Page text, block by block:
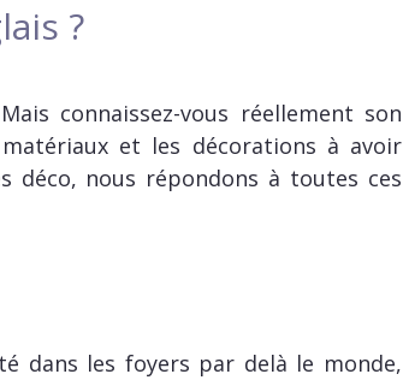
?
connaissez-vous réellement son
et les décorations à avoir
déco, nous répondons à toutes ces
dans les foyers par delà le monde,